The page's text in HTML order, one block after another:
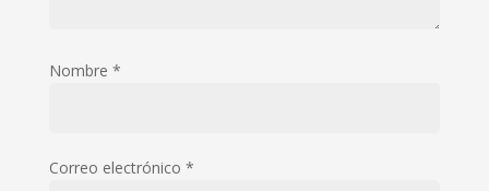
Nombre *
Correo electrónico *